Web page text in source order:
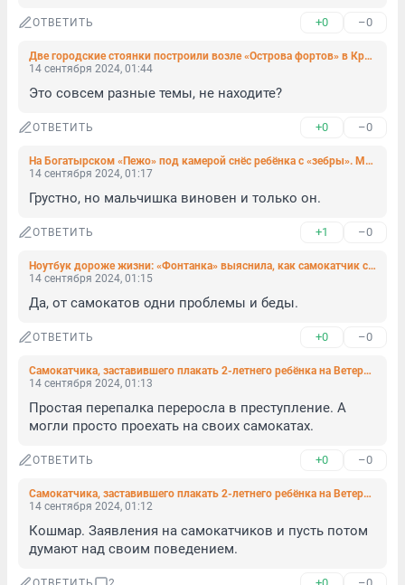
ОТВЕТИТЬ +0 –0
Две городские стоянки построили возле «Острова фортов» в Кронштадте. Одна пока бесплатна
14 сентября 2024, 01:44
Это совсем разные темы, не находите?
ОТВЕТИТЬ +0 –0
На Богатырском «Пежо» под камерой снёс ребёнка с «зебры». Мальчика госпитализировали в состоянии комы
14 сентября 2024, 01:17
Грустно, но мальчишка виновен и только он.
ОТВЕТИТЬ +1 –0
Ноутбук дороже жизни: «Фонтанка» выяснила, как самокатчик с Арсенальной набережной оказался в Неве
14 сентября 2024, 01:15
Да, от самокатов одни проблемы и беды.
ОТВЕТИТЬ +0 –0
Самокатчика, заставившего плакать 2-летнего ребёнка на Ветеранов, догнали в Новом Девяткино
14 сентября 2024, 01:13
Простая перепалка переросла в преступление. А
могли просто проехать на своих самокатах.
ОТВЕТИТЬ +0 –0
Самокатчика, заставившего плакать 2-летнего ребёнка на Ветеранов, догнали в Новом Девяткино
14 сентября 2024, 01:12
Кошмар. Заявления на самокатчиков и пусть потом
думают над своим поведением.